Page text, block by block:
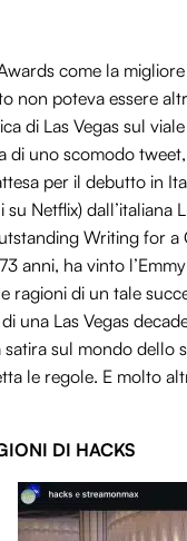
come la
non poteva essere
di Las Vegas sul
di uno scomodo
per il debutto in
Netflix) dall’italiana
Writing for a
anni, ha vinto
ragioni di un tale
una Las Vegas
sul mondo dello
le regole. E molto
DI HACKS